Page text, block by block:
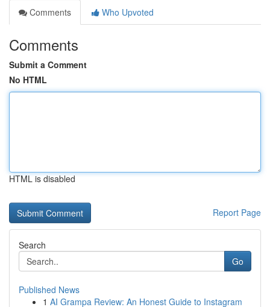
Comments
Who Upvoted
Comments
Submit a Comment
No HTML
HTML is disabled
Report Page
Search
Go
Published News
1 AI Grampa Review: An Honest Guide to Instagram